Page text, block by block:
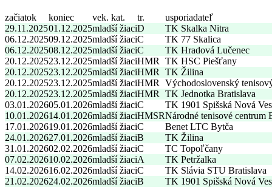
začiatok koniec vek. kat. tr.
usporiadateľ
29.11.202501.12.2025mladší žiaciD
TK Skalka Nitra
06.12.202509.12.2025mladší žiaciC
TK 77 Skalica
06.12.202508.12.2025mladší žiaciC
TK Hradová Lučenec
20.12.202523.12.2025mladší žiaciHMR
TK HSC Piešťany
20.12.202523.12.2025mladší žiaciHMR
TK Žilina
20.12.202523.12.2025mladší žiaciHMR
Východoslovenský
20.12.202523.12.2025mladší žiaciHMR
TK Jednotka Bratislava
03.01.202605.01.2026mladší žiaciC
TK 1901 Spišská Nová Ves
10.01.202614.01.2026mladší žiaciHMSRNárodné tenisové centrum
17.01.202619.01.2026mladší žiaciC
Benet LTC Bytča
24.01.202627.01.2026mladší žiaciB
TK Žilina
31.01.202602.02.2026mladší žiaciC
TC Topoľčany
07.02.202610.02.2026mladší žiaciA
TK Petržalka
14.02.202616.02.2026mladší žiaciC
TK Slávia STU Bratislava
21.02.202624.02.2026mladší žiaciB TK 1901 Spišská Nová Ves